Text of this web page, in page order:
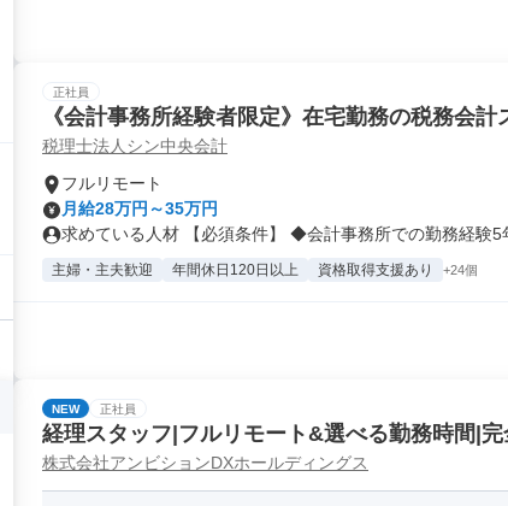
正社員
《会計事務所経験者限定》在宅勤務の税務会計
税理士法人シン中央会計
フルリモート
月給28万円～35万円
求めている人材 【必須条件】 ◆会計事務所での勤務経験5
主婦・主夫歓迎 年間休日120日以上 資格取得支援あり +24個
NEW 正社員
経理スタッフ|フルリモート&選べる勤務時間|完
株式会社アンビションDXホールディングス